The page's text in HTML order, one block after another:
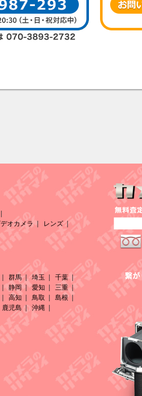
デオカメラ
レンズ
群馬 埼玉
千葉
静岡 愛知
三重
高知 鳥取
島根
鹿児島 沖縄